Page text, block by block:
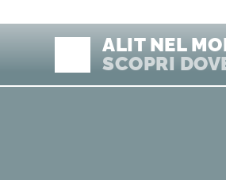
ALIT NEL
SCOPRI